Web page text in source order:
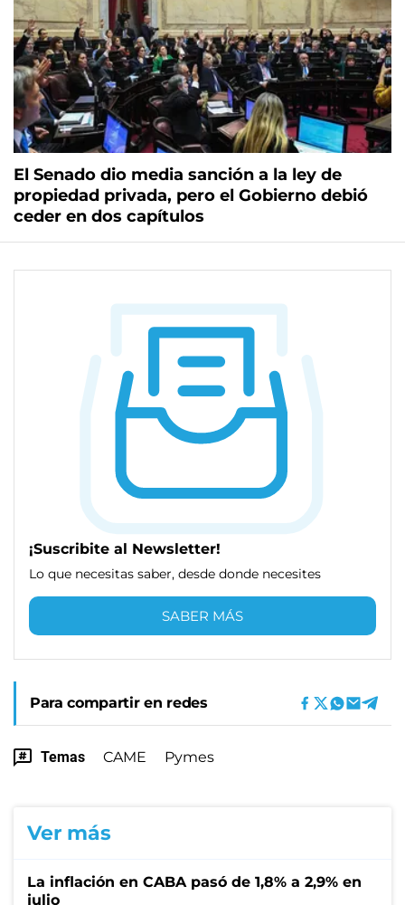
El Senado dio media sanción a la ley de
propiedad privada, pero el Gobierno debió
ceder en dos capítulos
¡Suscribite al Newsletter!
Lo que necesitas saber, desde donde necesites
SABER MÁS
Para compartir en redes
Temas CAME Pymes
Ver más
La inflación en CABA pasó de 1,8% a 2,9% en
julio